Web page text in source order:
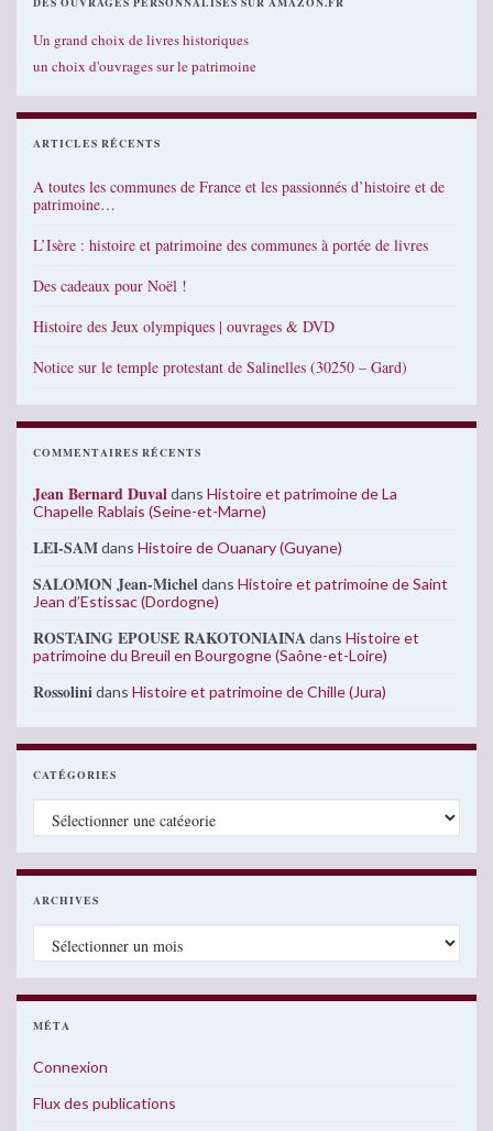
Un grand choix de livres historiques
un choix d'ouvrages sur le patrimoine
ARTICLES RÉCENTS
A toutes les communes de France et les passionnés d’histoire et de
patrimoine…
L’Isère : histoire et patrimoine des communes à portée de livres
Des cadeaux pour Noël !
Histoire des Jeux olympiques | ouvrages & DVD
Notice sur le temple protestant de Salinelles (30250 – Gard)
COMMENTAIRES RÉCENTS
Jean Bernard Duvaldans Histoire et patrimoine de La
Chapelle Rablais (Seine-et-Marne)
LEI-SAMdans Histoire de Ouanary (Guyane)
SALOMON Jean-Micheldans Histoire et patrimoine de Saint
Jean d’Estissac (Dordogne)
ROSTAING EPOUSE RAKOTONIAINAdans Histoire et
patrimoine du Breuil en Bourgogne (Saône-et-Loire)
Rossolinidans Histoire et patrimoine de Chille (Jura)
CATÉGORIES
Catégories
ARCHIVES
Archives
MÉTA
Connexion
Flux des publications